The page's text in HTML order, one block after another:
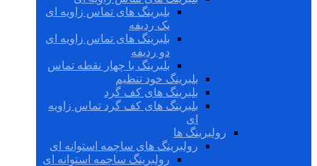
بلبرینگ های تماس زاویه ای
یک ردیفه
بلبرینگ های تماس زاویه ای
دو ردیفه
بلبرینگ با چهار نقطه تماس
بلبرینگ خود تنظیم
بلبرینگ های کف گرد
بلبرینگ های کف گرد تماس زاویه
ای
رولبرینگ ها
رولبرینگ های ساچمه استوانه ای
رولبرینگ ساچمه استوانه ای